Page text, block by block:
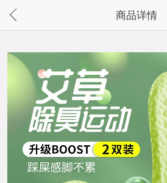
请通过微信或支付宝搜“奇兔客小程序”访问
商品详情